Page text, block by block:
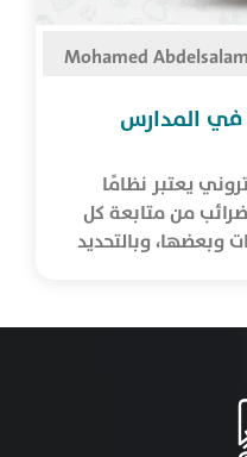
Mohamed Abdelsalam
في المدارس
يعتبر نظامًا
من متابعة كل
وبعضها، وبالتحديد